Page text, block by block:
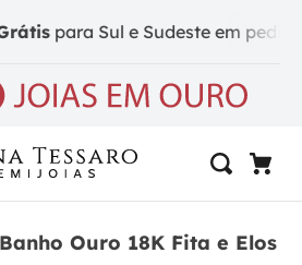
para Sul e Sudeste em
Ouro 18K Fita e Elos